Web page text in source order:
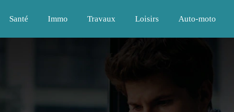
Santé Immo Travaux Loisirs Auto-moto